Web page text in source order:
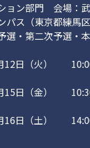
ョン部門 会場：
パス（東京都練馬
選・第二次予選・
12日（火）
15日（金）
16日（土）